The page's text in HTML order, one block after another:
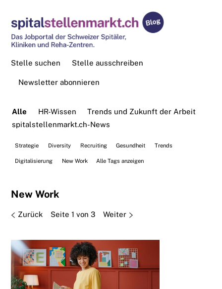
Stelle ausschreiben
Stelle suchen
Newsletter abonnieren
Alle HR-Wissen
Trends und Zukunft der Arbeit
spitalstellenmarkt.ch-News
Strategie Diversity Recruiting Gesundheit Trends
Digitalisierung New Work Alle Tags anzeigen
New Work
ZurückSeite 1 von 3 Weiter